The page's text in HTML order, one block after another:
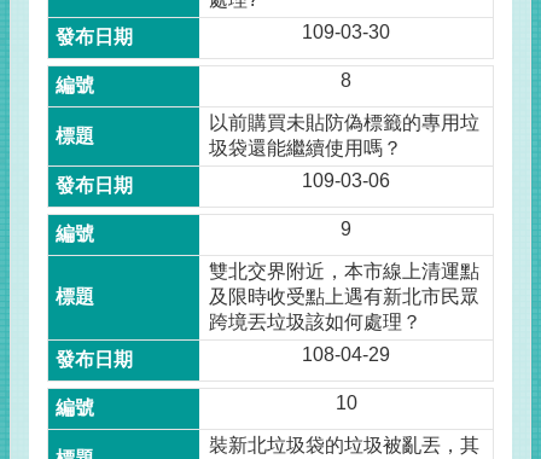
109-03-30
8
以前購買未貼防偽標籤的專用垃
圾袋還能繼續使用嗎？
109-03-06
9
雙北交界附近，本市線上清運點
及限時收受點上遇有新北市民眾
跨境丟垃圾該如何處理？
108-04-29
10
裝新北垃圾袋的垃圾被亂丟，其